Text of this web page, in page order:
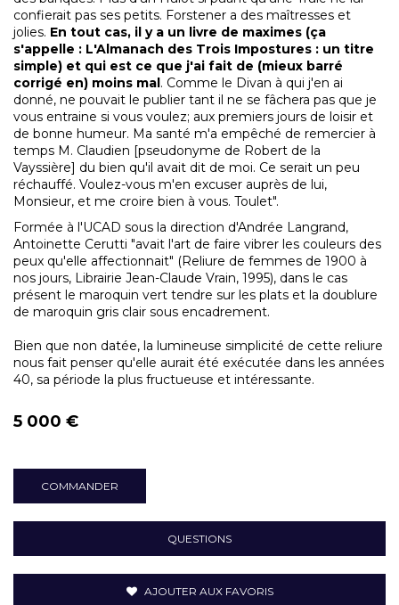
confierait pas ses petits. Forstener a des maîtresses et
jolies. En tout cas, il y a un livre de maximes (ça
s'appelle : L'Almanach des Trois Impostures : un titre
simple) et qui est ce que j'ai fait de (mieux barré
corrigé en) moins mal. Comme le Divan à qui j'en ai
donné, ne pouvait le publier tant il ne se fâchera pas que je
vous entraine si vous voulez; aux premiers jours de loisir et
de bonne humeur. Ma santé m'a empêché de remercier à
temps M. Claudien [pseudonyme de Robert de la
Vayssière] du bien qu'il avait dit de moi. Ce serait un peu
réchauffé. Voulez-vous m'en excuser auprès de lui,
Monsieur, et me croire bien à vous. Toulet".
Formée à l'UCAD sous la direction d'Andrée Langrand,
Antoinette Cerutti "avait l'art de faire vibrer les couleurs des
peux qu'elle affectionnait" (Reliure de femmes de 1900 à
nos jours, Librairie Jean-Claude Vrain, 1995), dans le cas
présent le maroquin vert tendre sur les plats et la doublure
de maroquin gris clair sous encadrement.
Bien que non datée, la lumineuse simplicité de cette reliure
nous fait penser qu'elle aurait été exécutée dans les années
40, sa période la plus fructueuse et intéressante.
5 000 €
COMMANDER
QUESTIONS
AJOUTER AUX FAVORIS